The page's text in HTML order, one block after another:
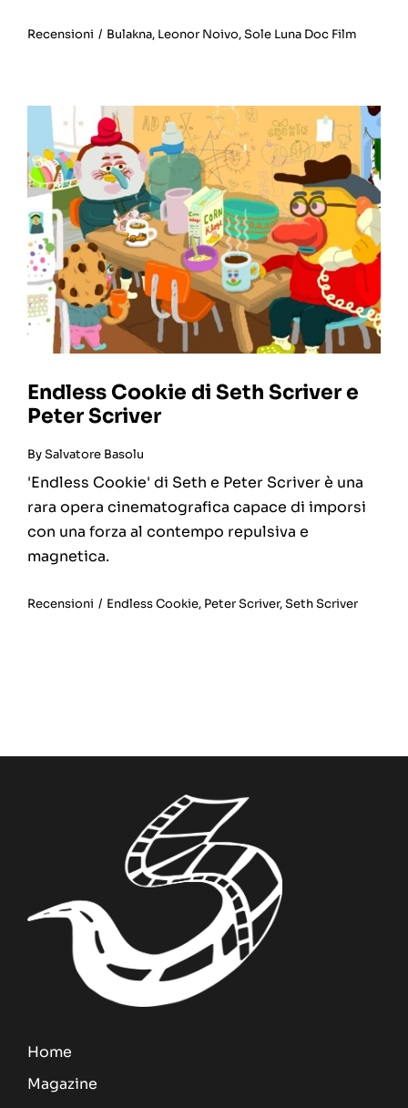
Recensioni / Bulakna, Leonor Noivo,Sole Luna Doc Film
Endless Cookie di Seth Scriver e
Peter Scriver
BySalvatore Basolu
'Endless Cookie' di Seth e Peter Scriver è una
rara opera cinematografica capace di imporsi
con una forza al contempo repulsiva e
magnetica.
Recensioni / Endless Cookie, Peter Scriver,Seth Scriver
Home
Magazine